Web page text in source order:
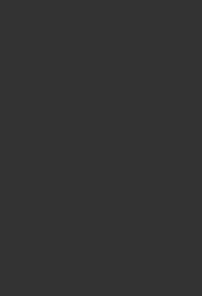
der Bus
Digitalisierung
Installation von
Systeme auf